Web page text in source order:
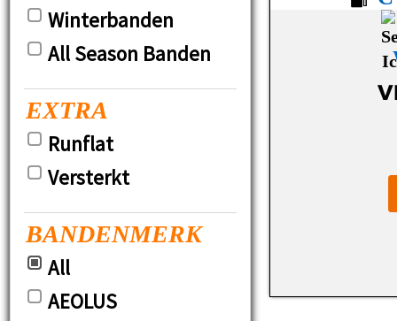
Winterbanden
All Season Banden
EXTRA
Runflat
Versterkt
BANDENMERK
All
AEOLUS